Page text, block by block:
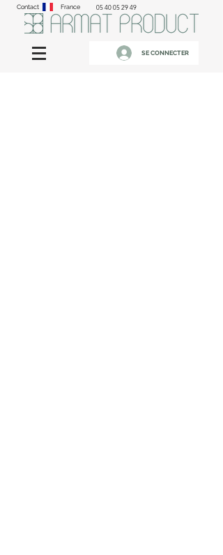
Contact France 05 40 05 29 49
SE CONNECTER